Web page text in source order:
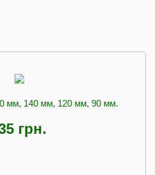
мм, 140 мм, 120 мм, 90 мм.
грн.